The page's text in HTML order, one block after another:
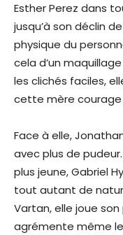
Esther Perez dans
jusqu’à son déclin
physique du
cela d’un
les clichés faciles,
cette mère
Face à elle,
avec plus de
plus jeune, Gabriel
tout autant de
Vartan, elle joue
agrémente même le